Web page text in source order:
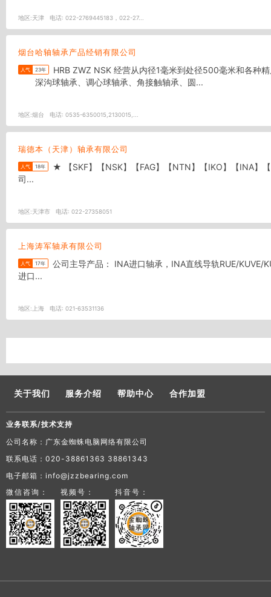
地区:天津 电话: 022-2769445183，022-27...
烟台哈轴轴承产品经销有限公司
人气 23年
深沟球轴承、调心球轴承、角接触轴承、圆...
地区:烟台 电话: 0535-6350015,2130015,...
瑞德本（天津）轴承有限公司
人气 18年
司...
地区:天津市 电话: 022-27358051
上海涛军轴承有限公司
人气 17年
进口...
地区: 上海 电话: 021-63531136
关于我们 服务介绍 帮助中心 合作加盟
业务联系/技术支持
公司名称：广东金蜘蛛电脑网络有限公司
联系电话：020-38861363 38861343
电子邮箱：info@jzzbearing.com
微信咨询：
视频号： 抖音号：